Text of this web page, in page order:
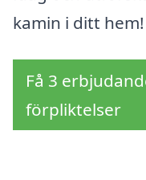
kamin i ditt hem!
Få 3
förpliktelser